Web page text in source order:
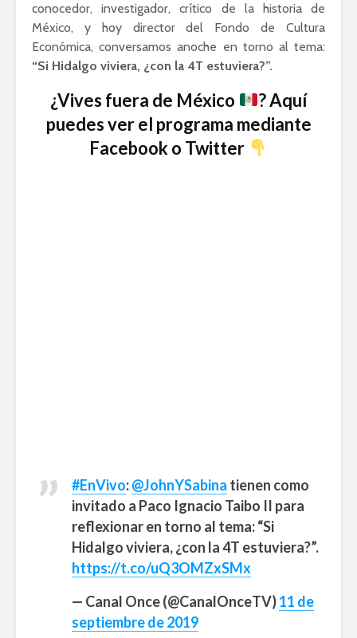
conocedor, investigador, crítico de la historia de
México, y hoy director del Fondo de Cultura
Económica, conversamos anoche en torno al tema:
“Si Hidalgo viviera, ¿con la 4T estuviera?”.
¿Vives fuera de México
? Aquí
puedes ver el programa mediante
Facebook o Twitter
#EnVivo:@JohnYSabina tienen como
invitado a Paco Ignacio Taibo II para
reflexionar en torno al tema: “Si
Hidalgo viviera, ¿con la 4T estuviera?”.
https://t.co/uQ3OMZxSMx
— Canal Once (@CanalOnceTV)11 de
septiembre de 2019
Académicos contra
la 4T
Debate entre John
Ackerman y Javier
Lozano con Julio
Astillero
Riqueza
derecho
La
AMLO es